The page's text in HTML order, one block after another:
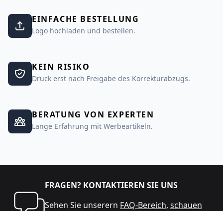
EINFACHE BESTELLUNG
Logo hochladen und bestellen.
KEIN RISIKO
Druck erst nach Freigabe des Korrekturabzugs.
BERATUNG VON EXPERTEN
Lange Erfahrung mit Werbeartikeln.
FRAGEN? KONTAKTIEREN SIE UNS
Sehen Sie unserern FAQ-Bereich, schauen